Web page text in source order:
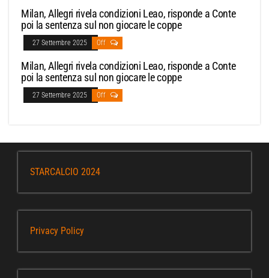
Milan, Allegri rivela condizioni Leao, risponde a Conte
poi la sentenza sul non giocare le coppe
27 Settembre 2025 Off
Milan, Allegri rivela condizioni Leao, risponde a Conte
poi la sentenza sul non giocare le coppe
27 Settembre 2025 Off
STARCALCIO 2024
Privacy Policy